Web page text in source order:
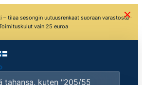
– tilaa sesongin uutuusrenkaat suoraan varastosta ·
vain 25 euroa